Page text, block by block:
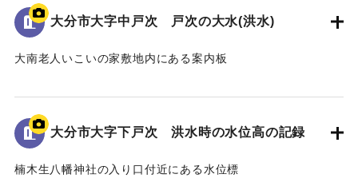
翌日の昼頃には水が引いていた。
大分市大字中戸次 戸次の大水(洪水)
大南老人いこいの家敷地内にある案内板
の詳細が示されている。水位は現在の地面より2.2ｍ。
倒壊家屋30戸、死者11名を出す大惨事であった。
地域住民の交流の場に設置されており、過去の災害について
大分市大字下戸次 洪水時の水位高の記録
楠木生八幡神社の入り口付近にある水位標